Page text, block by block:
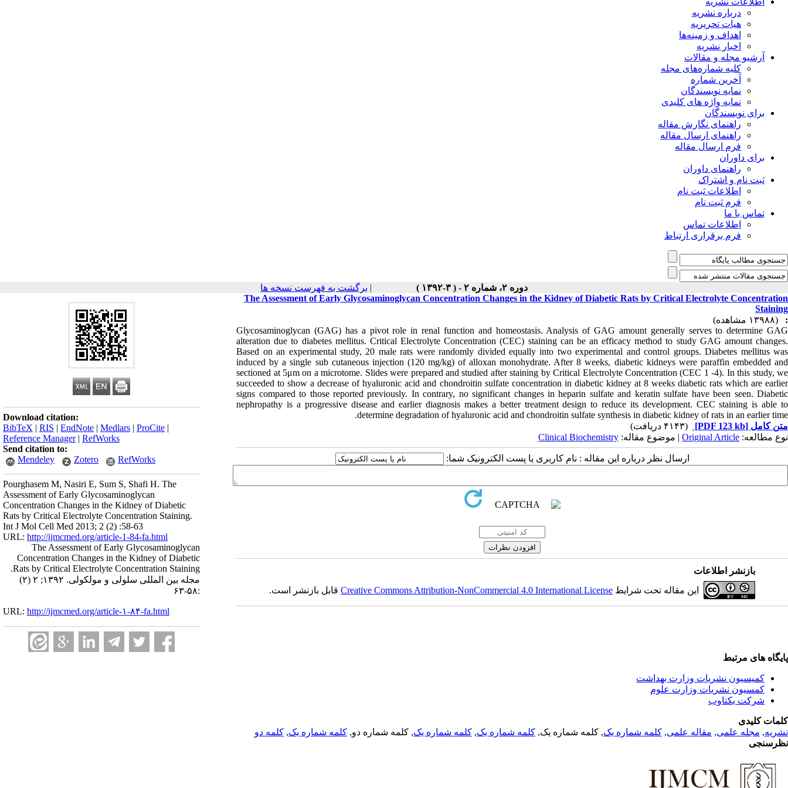
درباره نشریه
هیات تحریریه
اهداف و زمینه‌ها
اخبار نشریه
آرشیو مجله و مقالات
کلیه شماره‌های مجله
آخرین شماره
نمایه نویسندگان
نمایه واژه های کلیدی
برای نویسندگان
راهنمای نگارش مقاله
راهنمای ارسال مقاله
فرم ارسال مقاله
برای داوران
راهنمای داوران
ثبت نام و اشتراک
اطلاعات ثبت نام
فرم ثبت نام
تماس با ما
اطلاعات تماس
فرم برقراری ارتباط
دوره ۲، شماره ۲ - ( ۳-۱۳۹۲ ) | برگشت به فهرست نسخه ها
Download citation:
BibTeX | RIS | EndNote | Medlars | ProCite |
Reference Manager| RefWorks
Send citation to:
Mendeley
Zotero RefWorks
Pourghasem M, Nasiri E, Sum S, Shafi H. The
Assessment of Early Glycosaminoglycan
Concentration Changes in the Kidney of Diabetic
Rats by Critical Electrolyte Concentration Staining.
Int J Mol Cell Med 2013; 2 (2) :58-63
URL: http://ijmcmed.org/article-1-84-fa.html
The Assessment of Early Glycosaminoglycan
Concentration Changes in the Kidney of Diabetic
Rats by Critical Electrolyte Concentration Staining.
مجله بین المللی سلولی و مولکولی. ۱۳۹۲; ۲ (۲)
:۵۸-۶۳
URL: http://ijmcmed.org/article-۱-۸۴-fa.html
The Assessment of Early Glycosaminoglycan Concentration Changes in the Kidney of Diabetic Rats by Critical Electrolyte Concentration
Staining
:
(۱۳۹۸۸ مشاهده)
Glycosaminoglycan (GAG) has a pivot role in renal function and homeostasis. Analysis of GAG amount generally serves to determine GAG
alteration due to diabetes mellitus. Critical Electrolyte Concentration (CEC) staining can be an efficacy method to study GAG amount changes.
Based on an experimental study, 20 male rats were randomly divided equally into two experimental and control groups. Diabetes mellitus was
induced by a single sub cutaneous injection (120 mg/kg) of alloxan monohydrate. After 8 weeks, diabetic kidneys were paraffin embedded and
sectioned at 5μm on a microtome. Slides were prepared and studied after staining by Critical Electrolyte Concentration (CEC 1 -4). In this study, we
succeeded to show a decrease of hyaluronic acid and chondroitin sulfate concentration in diabetic kidney at 8 weeks diabetic rats which are earlier
signs compared to those reported previously. In contrary, no significant changes in heparin sulfate and keratin sulfate have been seen. Diabetic
nephropathy is a progressive disease and earlier diagnosis makes a better treatment design to reduce its development. CEC staining is able to
determine degradation of hyaluronic acid and chondroitin sulfate synthesis in diabetic kidney of rats in an earlier time.
متن کامل [PDF 123 kb]
(۴۱۴۳ دریافت)
نوع مطالعه: Original Article | موضوع مقاله: Clinical Biochemistry
ارسال نظر درباره این مقاله : نام کاربری یا پست الکترونیک شما:
بازنشر اطلاعات
این مقاله تحت شرایط Creative Commons Attribution-NonCommercial 4.0 International Licenseقابل بازنشر است.
پایگاه های مرتبط
کمیسیون نشریات وزارت بهداشت
کمسیون نشریات وزارت علوم
شرکت یکتاوب
کلمات کلیدی
نشریه, مجله علمی, مقاله علمی, کلمه شماره یک, کلمه شماره یک, کلمه شماره یک, کلمه شماره یک, کلمه شماره دو, کلمه شماره یک, کلمه دو
نظرسنجی